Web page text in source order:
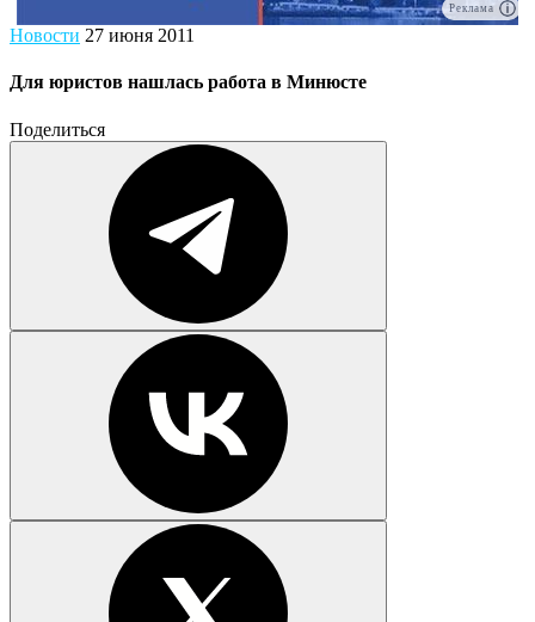
Реклама
Новости 27 июня 2011
Для юристов нашлась работа в Минюсте
Поделиться